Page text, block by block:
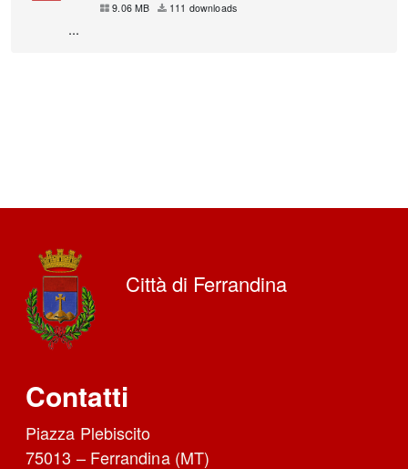
9.06 MB 111 downloads
...
Città di Ferrandina
Contatti
Piazza Plebiscito
75013 – Ferrandina (MT)